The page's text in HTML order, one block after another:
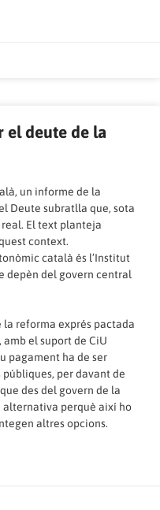
el deute de la
un informe de la
Deute subratlla que, sota
real. El text planteja
context.
català és l’Institut
depèn del govern central
la reforma exprés pactada
amb el suport de CiU
pagament ha de ser
per davant de
des del govern de la
alternativa perquè així ho
altres opcions.